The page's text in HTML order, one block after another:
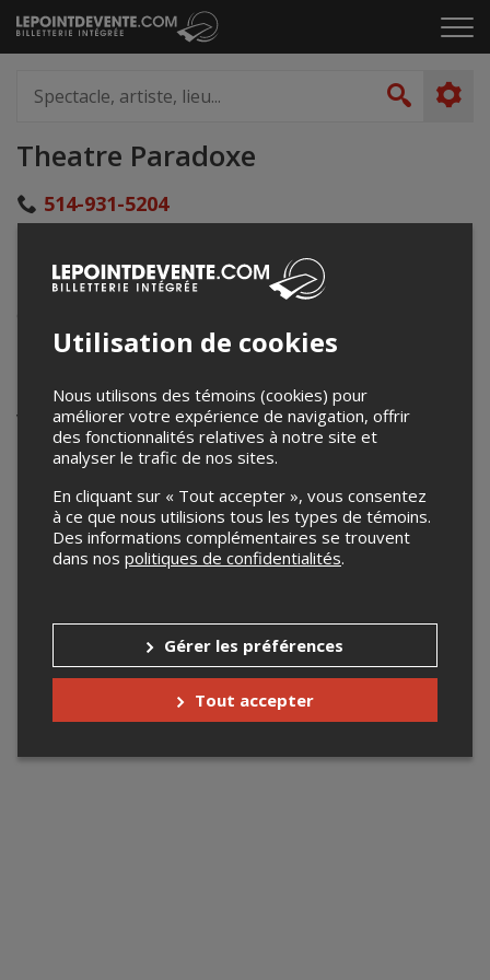
Passer
au
le
artiste,
lieu...
Theatre Paradoxe
514-931-5204
5959 Bd Monk
Montréal, QC
Événements à venir
Votre recherche n'a retourné aucun résultat.
Utilisation de cookies
Nous utilisons des témoins (cookies) pour
améliorer votre expérience de navigation, offrir
des fonctionnalités relatives à notre site et
analyser le trafic de nos sites.
En cliquant sur « Tout accepter », vous consentez
à ce que nous utilisions tous les types de témoins.
Des informations complémentaires se trouvent
dans nos politiques de confidentialités.
Gérer les préférences
Tout accepter